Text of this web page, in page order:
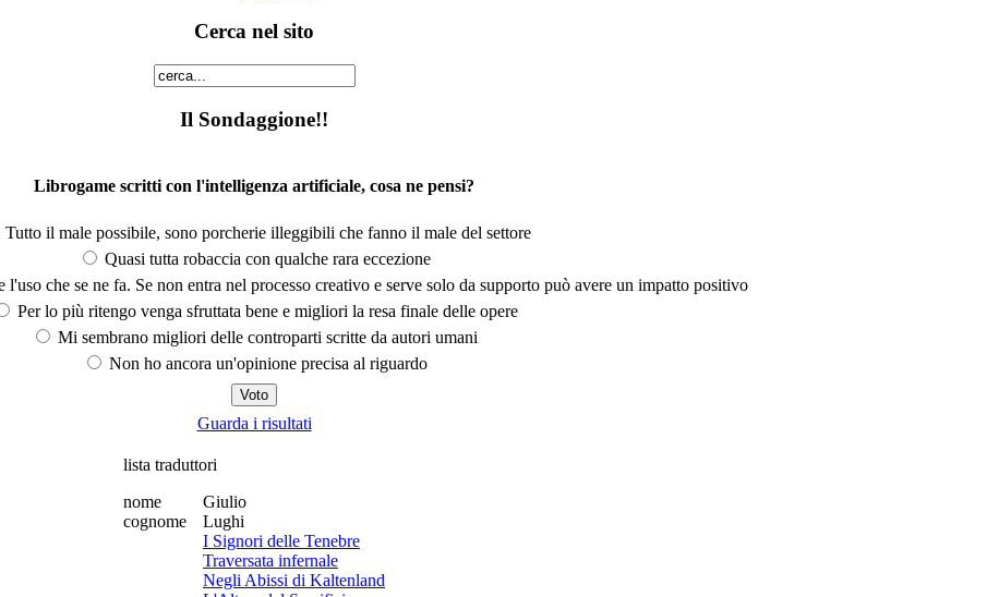
Cerca nel sito
Il Sondaggione!!
Librogame scritti con l'intelligenza artificiale, cosa ne pensi?
Tutto il male possibile, sono porcherie illeggibili che fanno il male del settore
Quasi tutta robaccia con qualche rara eccezione
che se ne fa. Se non entra nel processo creativo e serve solo da supporto può avere un impatto positivo
Per lo più ritengo venga sfruttata bene e migliori la resa finale delle opere
Mi sembrano migliori delle controparti scritte da autori umani
Non ho ancora un'opinione precisa al riguardo
Guarda i risultati
lista traduttori
nome
Giulio
cognome
Lughi
I Signori delle Tenebre
Traversata infernale
Negli Abissi di Kaltenland